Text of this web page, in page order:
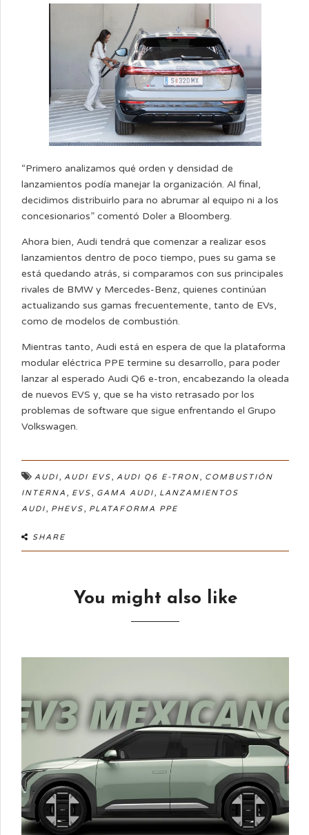
“Primero analizamos qué orden y densidad de
lanzamientos podía manejar la organización. Al final,
decidimos distribuirlo para no abrumar al equipo ni a los
concesionarios” comentó Doler a Bloomberg.
Ahora bien, Audi tendrá que comenzar a realizar esos
lanzamientos dentro de poco tiempo, pues su gama se
está quedando atrás, si comparamos con sus principales
rivales de BMW y Mercedes-Benz, quienes continúan
actualizando sus gamas frecuentemente, tanto de EVs,
como de modelos de combustión.
Mientras tanto, Audi está en espera de que la plataforma
modular eléctrica PPE termine su desarrollo, para poder
lanzar al esperado Audi Q6 e-tron, encabezando la oleada
de nuevos EVS y, que se ha visto retrasado por los
problemas de software que sigue enfrentando el Grupo
Volkswagen.
AUDI, AUDI EVS, AUDI Q6 E-TRON, COMBUSTIÓN
INTERNA , EVS, GAMA AUDI, LANZAMIENTOS
AUDI, PHEVS, PLATAFORMA PPE
SHARE
You might also like